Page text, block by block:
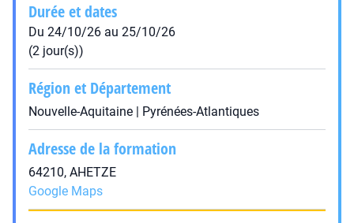
Durée et dates
Du 24/10/26 au 25/10/26
(2 jour(s))
Région et Département
Nouvelle-Aquitaine | Pyrénées-Atlantiques
Adresse de la formation
64210, AHETZE
Google Maps